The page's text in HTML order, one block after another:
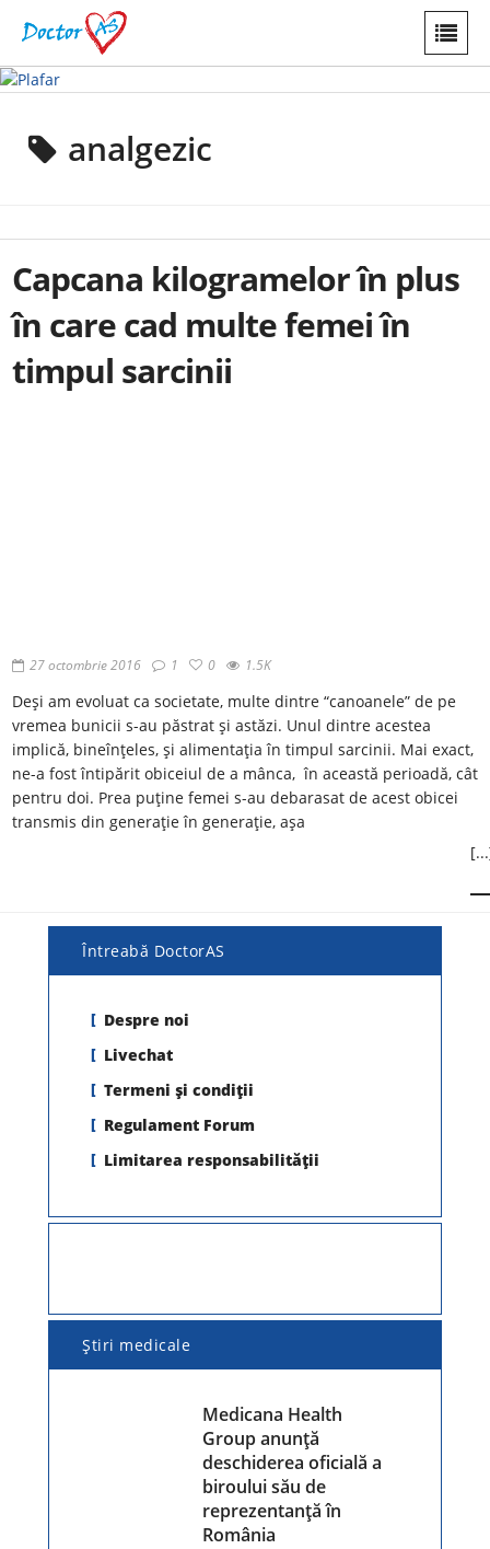
analgezic
Capcana kilogramelor în plus
în care cad multe femei în
timpul sarcinii
27 octombrie 2016 1 0 1.5K
Deși am evoluat ca societate, multe dintre “canoanele” de pe
vremea bunicii s-au păstrat și astăzi. Unul dintre acestea
implică, bineînţeles, și alimentația în timpul sarcinii. Mai exact,
ne-a fost întipărit obiceiul de a mânca, în această perioadă, cât
pentru doi. Prea puține femei s-au debarasat de acest obicei
transmis din generație în generație, așa
Întreabă DoctorAS
Despre noi
Livechat
Termeni şi condiţii
Regulament Forum
Limitarea responsabilității
Ştiri medicale
Medicana Health
Group anunță
deschiderea oficială a
biroului său de
reprezentanță în
România